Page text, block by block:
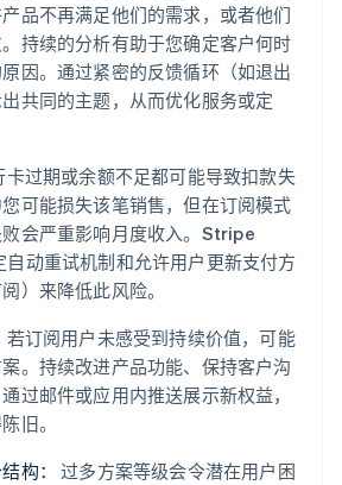
品不再满足他们的需求，或者他们
持续的分析有助于您确定客户何时
因。通过紧密的反馈循环（如退出
共同的主题，从而优化服务或定
卡过期或余额不足都可能导致扣款失
可能损失该笔销售，但在订阅模式
会严重影响月度收入。Stripe
动重试机制和允许用户更新支付方
）来降低此风险。
若订阅用户未感受到持续价值，可能
。持续改进产品功能、保持客户沟
过邮件或应用内推送展示新权益，
旧。
构：
过多方案等级会令潜在用户困